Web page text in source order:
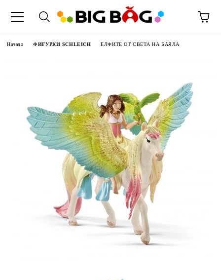
Начало ФИГУРКИ SCHLEICH ЕЛФИТЕ ОТ СВЕТА НА БАЯЛА